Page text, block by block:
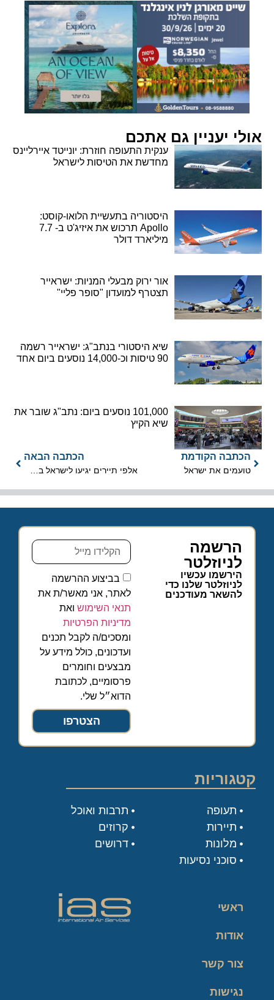
אולי יעניין גם אתכם
ענקית התעופה חוזרת: יונייטד איירליינס
מחדשת את הטיסות לישראל
היסטוריה בתעשיית הלואו-קוסט:
Apollo תרכוש את איזיג'ט ב- 7.7
מיליארד דולר
אור ירוק מבעלי המניות: ישראייר
תצטרף למועדון "סופר פליי"
שיא היסטורי בנתב"ג: ישראייר רשמה
90 טיסות וכ-14,000 נוסעים ביום אחד
101,000 נוסעים ביום: נתב"ג שובר את
שיא הקיץ
הכתבה הקודמת
טועמים את ישראל
הכתבה הבאה
אלפי תיירים יגיעו לישראל במהלך חג המולד
הרשמה
לניוזלטר
הירשמו עכשיו
לניוזלטר שלנו כדי
להשאר מעודכנים
בביצוע ההרשמה
לאתר, אני מאשר/ת את
תנאי השימוש ואת
מדיניות הפרטיות
ומסכים/ה לקבל תכנים
ועדכונים, כולל מידע על
מבצעים וחומרים
פרסומיים, לכתובת
הדוא״ל שלי.
הצטרפו
קטגוריות
תעופה
תיירות
מלונות
סוכני נסיעות
תרבות ואוכל
קרוזים
דרושים
ראשי
אודות
צור קשר
נגישות